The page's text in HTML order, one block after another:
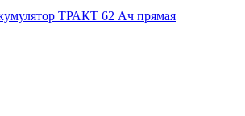
ТРАКТ 62 Ач прямая